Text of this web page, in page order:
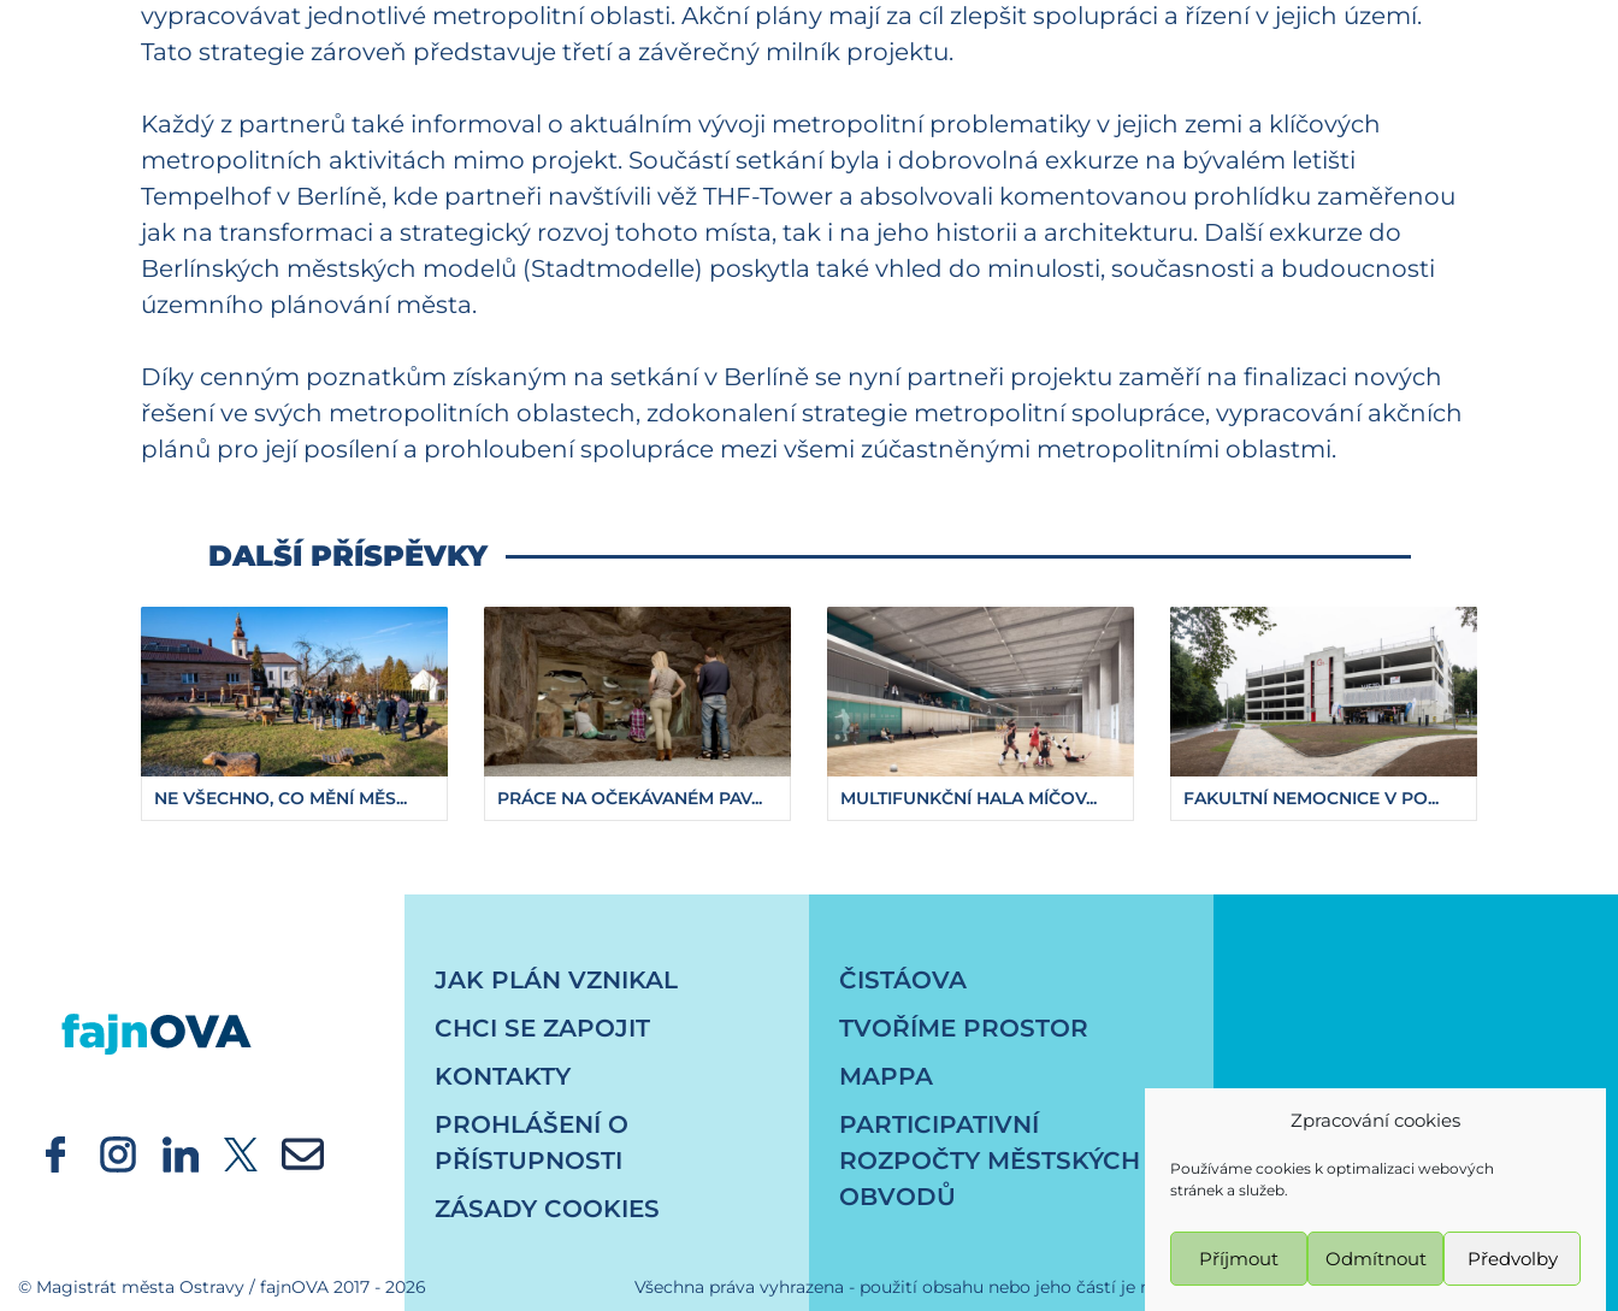
Zpracování cookies
Používáme cookies k optimalizaci webových
stránek a služeb.
Příjmout Odmítnout Předvolby
vypracovávat jednotlivé metropolitní oblasti. Akční plány mají za cíl zlepšit spolupráci a řízení v jejich území.
Tato strategie zároveň představuje třetí a závěrečný milník projektu.
Každý z partnerů také informoval o aktuálním vývoji metropolitní problematiky v jejich zemi a klíčových
metropolitních aktivitách mimo projekt. Součástí setkání byla i dobrovolná exkurze na bývalém letišti
Tempelhof v Berlíně, kde partneři navštívili věž THF-Tower a absolvovali komentovanou prohlídku zaměřenou
jak na transformaci a strategický rozvoj tohoto místa, tak i na jeho historii a architekturu. Další exkurze do
Berlínských městských modelů (Stadtmodelle) poskytla také vhled do minulosti, současnosti a budoucnosti
územního plánování města.
Díky cenným poznatkům získaným na setkání v Berlíně se nyní partneři projektu zaměří na finalizaci nových
řešení ve svých metropolitních oblastech, zdokonalení strategie metropolitní spolupráce, vypracování akčních
plánů pro její posílení a prohloubení spolupráce mezi všemi zúčastněnými metropolitními oblastmi.
DALŠÍ PŘÍSPĚVKY
NE VŠECHNO, CO MĚNÍ MĚS... PRÁCE NA OČEKÁVANÉM PAV... MULTIFUNKČNÍ HALA MÍČOV... FAKULTNÍ NEMOCNICE V PO...
JAK PLÁN VZNIKAL
CHCI SE ZAPOJIT
KONTAKTY
PROHLÁŠENÍ O
PŘÍSTUPNOSTI
ZÁSADY COOKIES
ČISTÁOVA
TVOŘÍME PROSTOR
MAPPA
PARTICIPATIVNÍ
ROZPOČTY MĚSTSKÝCH
OBVODŮ
© Magistrát města Ostravy / fajnOVA 2017 - 2026 Všechna práva vyhrazena - použití obsahu nebo jeho částí je možné použe se souhlasem Magistrátu města Ostravy.